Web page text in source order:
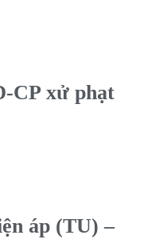
CP xử phạt
áp (TU) –